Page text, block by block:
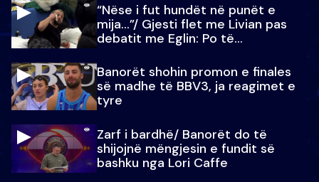
“Nëse i fut hundët në punët e
mija…”/ Gjesti flet me Livian pas
debatit me Eglin: Po të
Banorët shohin promon e finales
së madhe të BBV3, ja reagimet e
tyre
Zarf i bardhë/ Banorët do të
shijojnë mëngjesin e fundit së
bashku nga Lori Caffe